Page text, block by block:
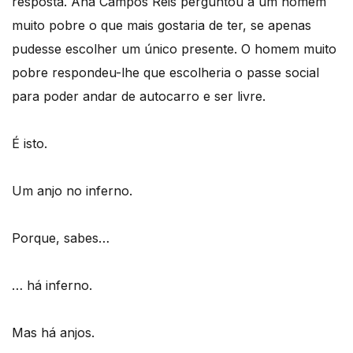
muito pobre o que mais gostaria de ter, se apenas
pudesse escolher um único presente. O homem muito
pobre respondeu-lhe que escolheria o passe social
para poder andar de autocarro e ser livre.
É isto.
Um anjo no inferno.
Porque, sabes…
… há inferno.
Mas há anjos.